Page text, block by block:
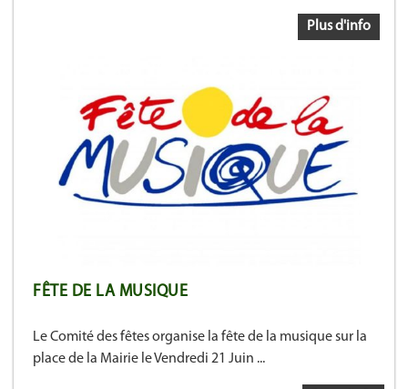
Plus d'info
FÊTE DE LA MUSIQUE
Le Comité des fêtes organise la fête de la musique sur la
place de la Mairie le Vendredi 21 Juin ...